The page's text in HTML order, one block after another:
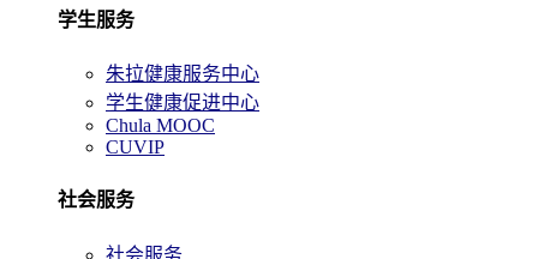
学生服务
朱拉健康服务中心
学生健康促进中心
Chula MOOC
CUVIP
社会服务
社会服务